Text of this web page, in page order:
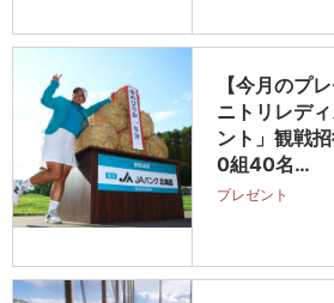
【今月のプ
ニトリレデ
ント」観戦
0組40名…
プレゼント